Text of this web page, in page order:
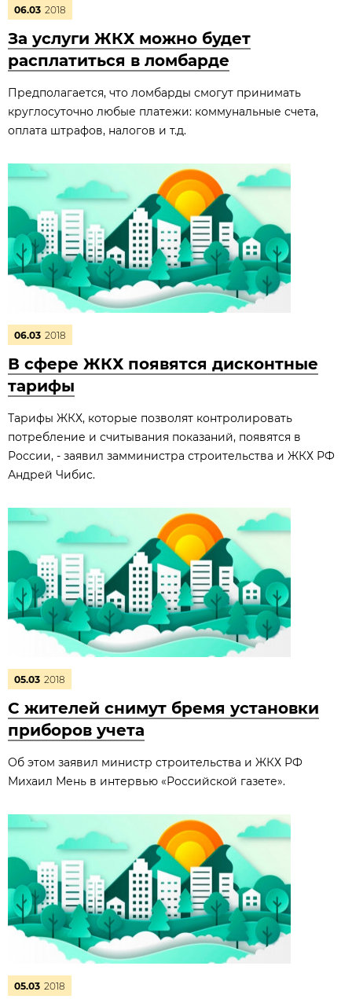
06.03 2018
За услуги ЖКХ можно будет
расплатиться в ломбарде
Предполагается, что ломбарды смогут принимать
круглосуточно любые платежи: коммунальные счета,
оплата штрафов, налогов и т.д.
06.03 2018
В сфере ЖКХ появятся дисконтные
тарифы
Тарифы ЖКХ, которые позволят контролировать
потребление и считывания показаний, появятся в
России, - заявил замминистра строительства и ЖКХ РФ
Андрей Чибис.
05.03 2018
С жителей снимут бремя установки
приборов учета
Об этом заявил министр строительства и ЖКХ РФ
Михаил Мень в интервью «Российской газете».
05.03 2018